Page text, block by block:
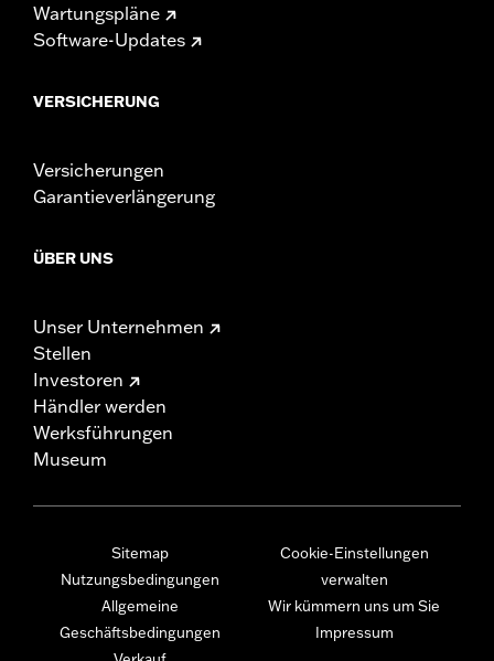
Wartungspläne
Software-Updates
VERSICHERUNG
Versicherungen
Garantieverlängerung
ÜBER UNS
Unser Unternehmen
Stellen
Investoren
Händler werden
Werksführungen
Museum
Sitemap
Nutzungsbedingungen
Allgemeine
Geschäftsbedingungen
Cookie-Einstellungen
verwalten
Wir kümmern uns um Sie
Impressum